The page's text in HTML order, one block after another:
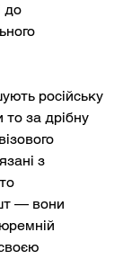
до
російську
за дрібну
з
— вони